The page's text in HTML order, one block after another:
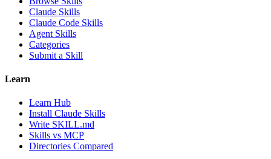
Claude Skills
Claude Code Skills
Agent Skills
Categories
Submit a Skill
Learn
Learn Hub
Install Claude Skills
Write SKILL.md
Skills vs MCP
Directories Compared